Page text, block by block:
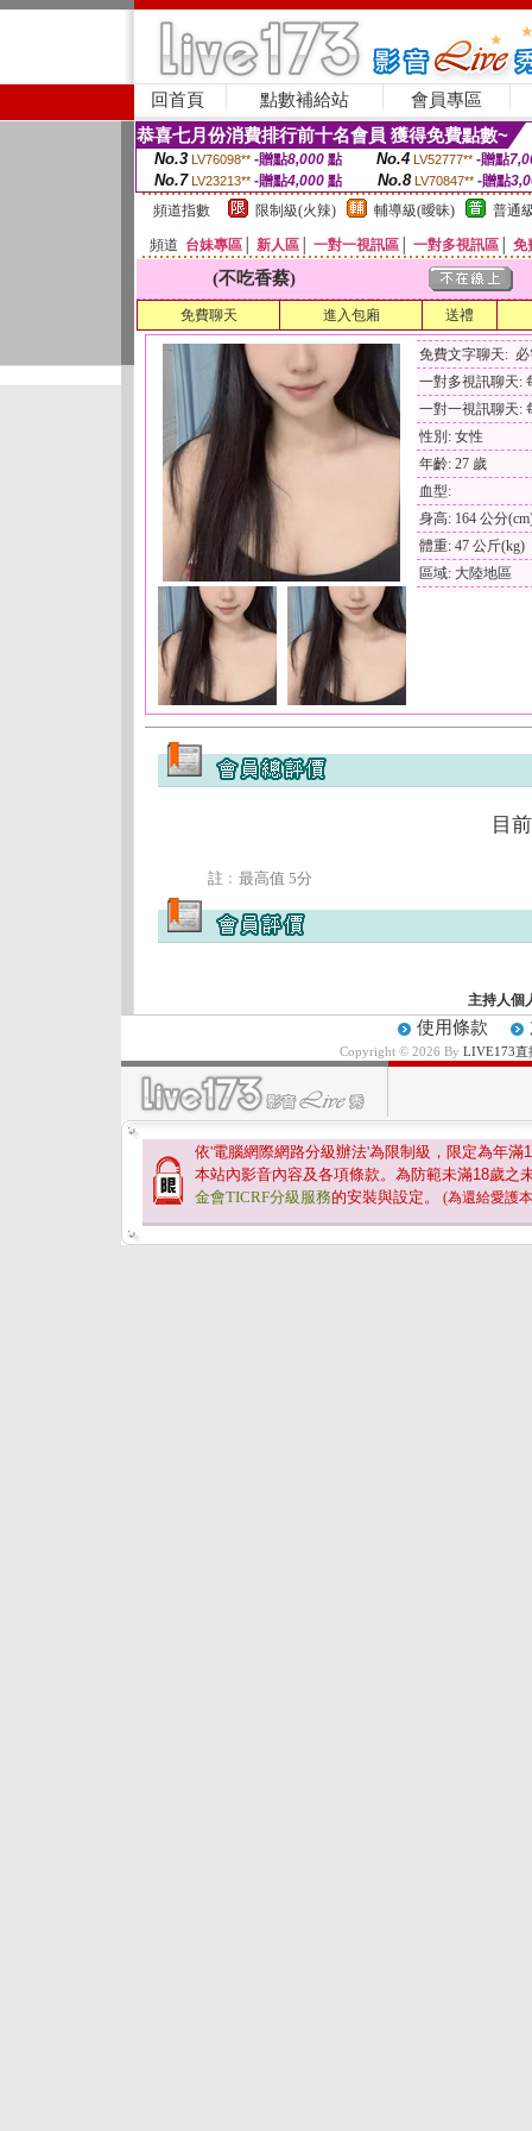
回首頁 點數補給站 會員專區
恭喜七月份消費排行前十名會員 獲得免費點數~
No.3 LV76098** -贈點8,000點 No.4 LV52777** -贈點
No.7 LV23213** -贈點4,000 點 No.8 LV70847** -贈點
頻道指數
限制級(火辣) 輔導級(曖昧) 普通
頻道 台妹專區 新人區 一對一視訊區 一對多視訊區 免
(不吃香蔡)
免費聊天 進入包廂 送禮
免費文字聊天:
一對多視訊聊天:
一對一視訊聊天:
性別: 女性
年齡: 27 歲
血型:
身高: 164 公分
體重: 47 公斤(kg)
區域: 大陸地區
目
註﹕最高值 5分
主持人個
使用條款
Copyright © 2026 By LIVE173直
依'電腦網際網路分級辦法'為限制級，限定為年滿
本站內影音內容及各項條款。為防範未滿18歲之
金會TICRF分級服務的安裝與設定。 (為還給愛護